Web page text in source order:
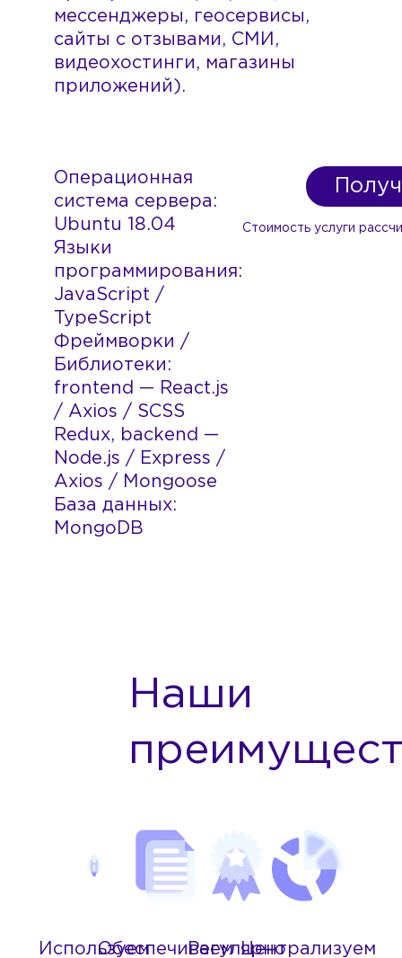
мессенджеры, геосервисы,
сайты с отзывами, СМИ,
видеохостинги, магазины
приложений).
Операционная
система сервера:
Ubuntu 18.04
Языки
программирования:
JavaScript /
TypeScript
Фреймворки /
Библиотеки:
frontend — React.js
/ Axios / SCSS
Redux, backend —
Node.js / Express /
Axios / Mongoose
База данных:
MongoDB
Стоимость услуги
Наши
ИспользуемОбеспечиваемРегулярноЦентрализуем